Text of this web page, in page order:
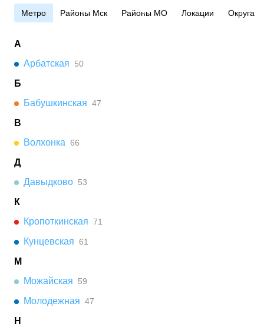
Метро Районы Мск Районы МО Локации Округа
А
Арбатская
50
Б
Бабушкинская 47
В
Волхонка 66
Д
Давыдково 53
К
Кропоткинская 71
Кунцевская 61
М
Можайская
59
Молодежная 47
Н